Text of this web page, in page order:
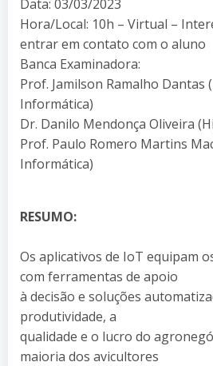
Data: 03/03/2023
Hora/Local: 10h – Virtual –
entrar em contato com o aluno
Banca Examinadora:
Prof. Jamilson Ramalho Dantas
Informática)
Dr. Danilo Mendonça Oliveira
Prof. Paulo Romero Martins
Informática)
RESUMO:
Os aplicativos de IoT equipam
com ferramentas de apoio
à decisão e soluções
produtividade, a
qualidade e o lucro do
maioria dos avicultores